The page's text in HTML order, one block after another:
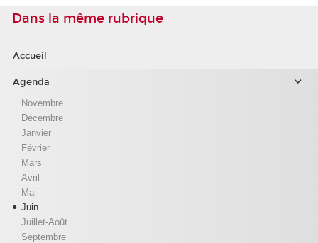
Dans la même rubrique
Accueil
Agenda
Novembre
Décembre
Janvier
Février
Mars
Avril
Mai
Juin
Juillet-Août
Septembre